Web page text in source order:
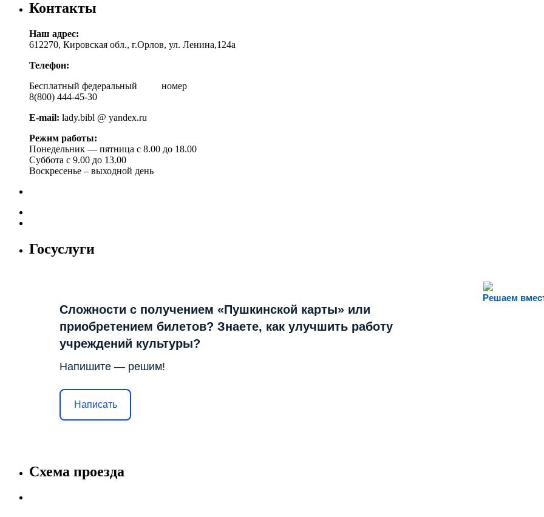
Контакты
Наш адрес:
612270, Кировская обл., г.Орлов, ул. Ленина,124а
Телефон:
Бесплатный федеральный номер
8(800) 444-45-30
E-mail: lady.bibl @ yandex.ru
Режим работы:
Понедельник — пятница с 8.00 до 18.00
Суббота с 9.00 до 13.00
Воскресенье – выходной день
Госуслуги
Решаем
Сложности с получением «Пушкинской карты» или
приобретением билетов? Знаете, как улучшить работу
учреждений культуры?
Напишите — решим!
Написать
Схема проезда